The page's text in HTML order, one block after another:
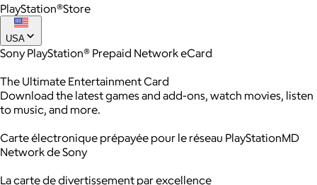
PlayStation®Store
USA
Sony PlayStation® Prepaid Network eCard
The Ultimate Entertainment Card
Download the latest games and add-ons, watch movies, listen
to music, and more.
Carte électronique prépayée pour le réseau PlayStationMD
Network de Sony
La carte de divertissement par excellence